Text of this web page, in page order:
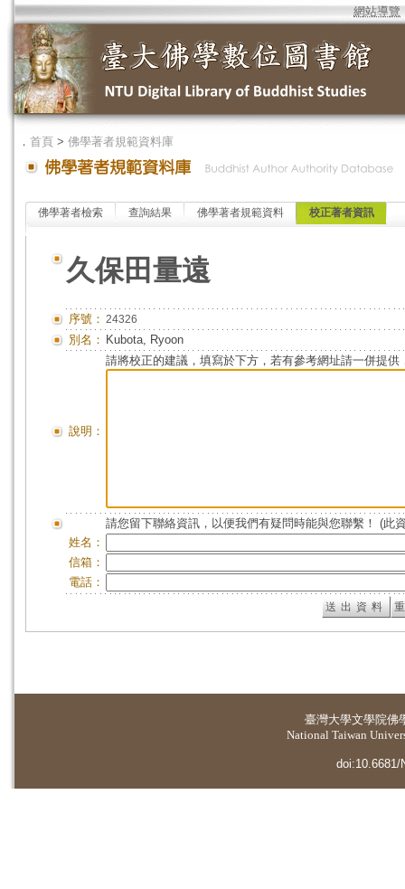
網站導覽
． 首頁 > 佛學著者規範資料庫
佛學著者檢索 查詢結果 佛學著者規範資料 校正著者資訊
久保田量遠
序號： 24326
別名： Kubota, Ryoon
說明：
請將校正的建議，填寫於下方，若有參考網址請一併提供
請您留下聯絡資訊，以便我們有疑問時能與您聯繫！ (此
姓名：
信箱：
電話：
臺灣大學文學院佛
National Taiwan
doi:10.6681/